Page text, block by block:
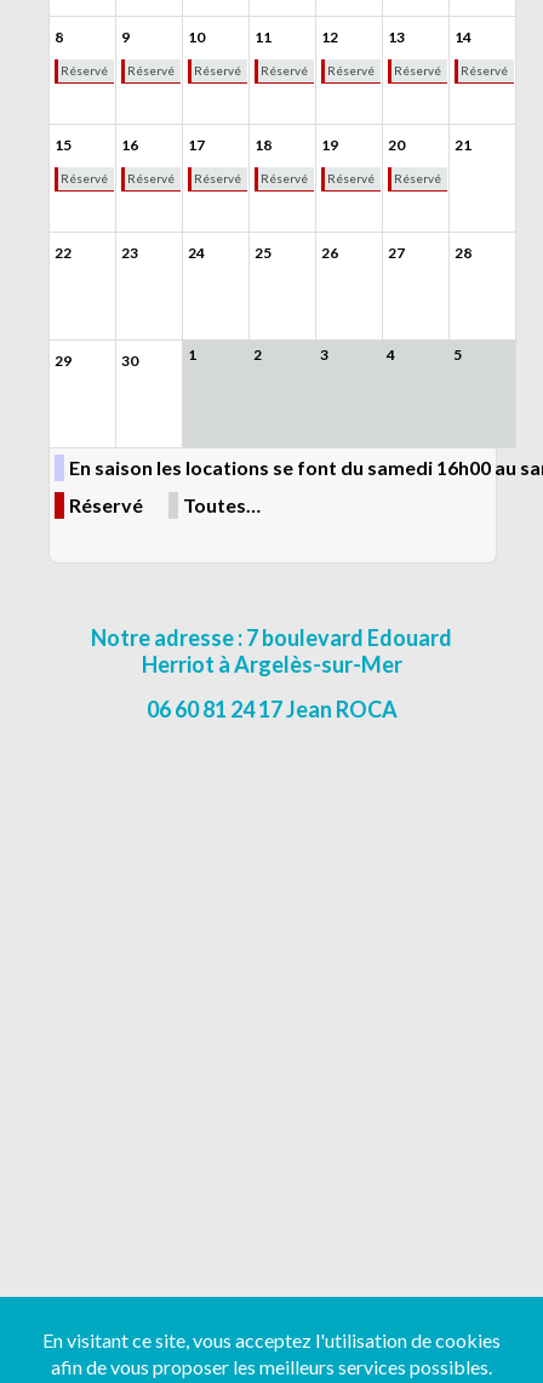
8
Réservé
9
Réservé
10
Réservé
11
Réservé
12
Réservé
13
Réservé
14
Réservé
15
Réservé
16
Réservé
17
Réservé
18
Réservé
19
Réservé
20
Réservé
21
22 23 24 25 26 27 28
29 30 1 2 3 4 5
En saison les locations se font du samedi 16h00 au
Réservé
Toutes…
Notre adresse : 7 boulevard Edouard
Herriot à Argelès-sur-Mer
06 60 81 24 17 Jean ROCA
En visitant ce site, vous acceptez l'utilisation de cookies
afin de vous proposer les meilleurs services possibles.